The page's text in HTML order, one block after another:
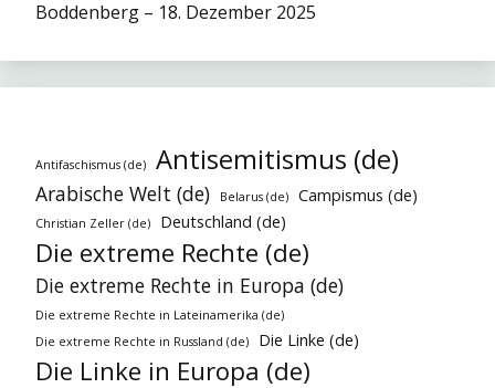
Boddenberg – 18. Dezember 2025
Antifaschismus (de) Antisemitismus (de)
Arabische Welt (de) Belarus (de) Campismus (de)
Christian Zeller (de) Deutschland (de)
Die extreme Rechte (de)
Die extreme Rechte in Europa (de)
Die extreme Rechte in Lateinamerika (de)
Die extreme Rechte in Russland (de)
Die Linke (de)
Die Linke in Europa (de)